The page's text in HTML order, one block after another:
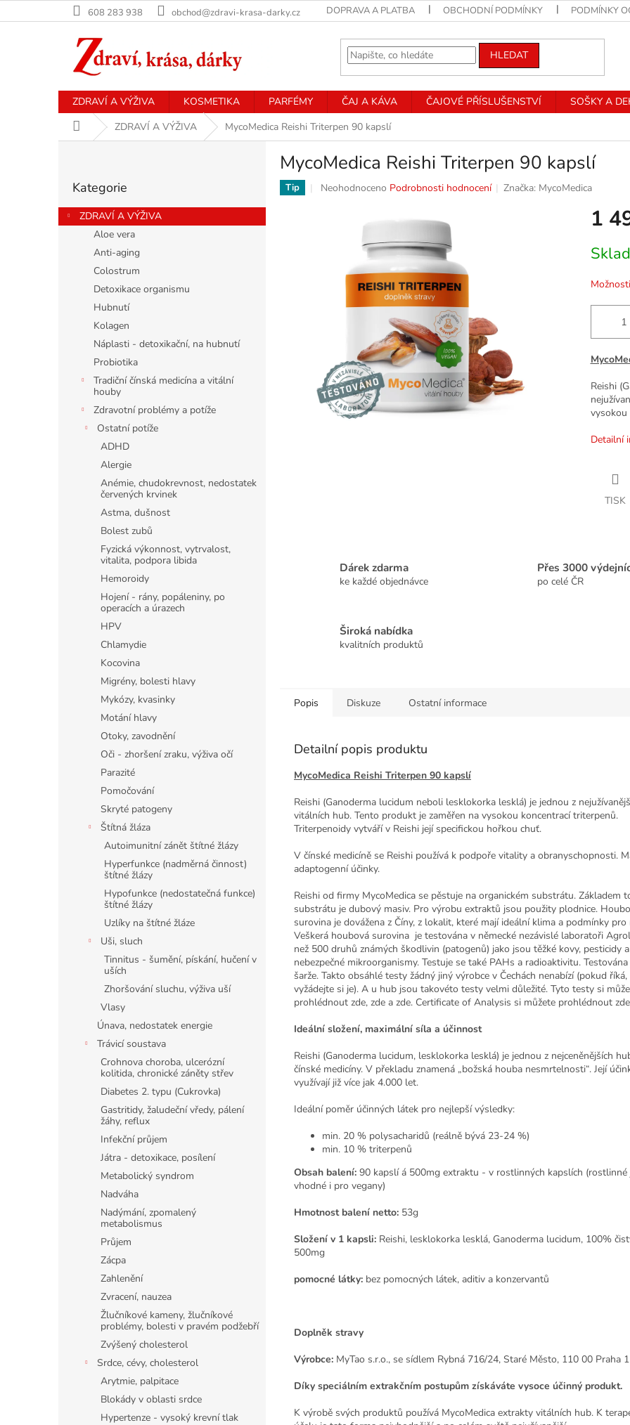
na
608 283 938 obchod@zdravi-krasa-darky.cz DOPRAVA A PLATBA OBCHODNÍ PODMÍNKY PODMÍNKY
HLEDAT
ZDRAVÍ A VÝŽIVA KOSMETIKA PARFÉMY ČAJ A KÁVA ČAJOVÉ PŘÍSLUŠENSTVÍ SOŠKY A
Domů ZDRAVÍ A VÝŽIVA MycoMedica Reishi Triterpen 90 kapslí
r
a
kategorie
Kategorie
ZDRAVÍ A VÝŽIVA
Aloe vera
Anti-aging
Colostrum
Detoxikace organismu
Hubnutí
Kolagen
Náplasti - detoxikační, na hubnutí
Probiotika
Tradiční čínská medicína a vitální
houby
Zdravotní problémy a potíže
Ostatní potíže
ADHD
Alergie
Anémie, chudokrevnost, nedostatek
červených krvinek
Astma, dušnost
Bolest zubů
Fyzická výkonnost, vytrvalost,
vitalita, podpora libida
Hemoroidy
Hojení - rány, popáleniny, po
operacích a úrazech
HPV
Chlamydie
Kocovina
Migrény, bolesti hlavy
Mykózy, kvasinky
Motání hlavy
Otoky, zavodnění
Oči - zhoršení zraku, výživa očí
Parazité
Pomočování
Skryté patogeny
Štítná žláza
Autoimunitní zánět štítné žlázy
Hyperfunkce (nadměrná činnost)
štítné žlázy
Hypofunkce (nedostatečná funkce)
štítné žlázy
Uzlíky na štítné žláze
Uši, sluch
Tinnitus - šumění, pískání, hučení v
uších
Zhoršování sluchu, výživa uší
Vlasy
Únava, nedostatek energie
Trávicí soustava
Crohnova choroba, ulcerózní
kolitida, chronické záněty střev
Diabetes 2. typu (Cukrovka)
Gastritidy, žaludeční vředy, pálení
žáhy, reflux
Infekční průjem
Játra - detoxikace, posílení
Metabolický syndrom
Nadváha
Nadýmání, zpomalený
metabolismus
Průjem
Zácpa
Zahlenění
Zvracení, nauzea
Žlučníkové kameny, žlučníkové
problémy, bolesti v pravém podžebří
Zvýšený cholesterol
Srdce, cévy, cholesterol
Arytmie, palpitace
Blokády v oblasti srdce
Hypertenze - vysoký krevní tlak
MycoMedica Reishi Triterpen 90 kapslí
Tip
Průměrné
hvězdiček.
Neohodnoceno Podrobnosti hodnocení Značka: MycoMedica
1
cena:
Reishi
vysokou
Detailní
TISK
Dárek zdarma
ke každé objednávce
Přes 3000
po celé ČR
Široká nabídka
kvalitních produktů
Popis Diskuze Ostatní informace
Detailní popis produktu
MycoMedica Reishi Triterpen 90 kapslí
Reishi (Ganoderma lucidum neboli lesklokorka lesklá) je jednou z
vitálních hub. Tento produkt je zaměřen na vysokou koncentrací triterpenů.
Triterpenoidy vytváří v Reishi její specifickou hořkou chuť.
V čínské medicíně se Reishi používá k podpoře vitality a obranyschopnosti.
adaptogenní účinky.
Reishi od firmy MycoMedica se pěstuje na organickém substrátu. Základem
substrátu je dubový masiv. Pro výrobu extraktů jsou použity plodnice.
surovina je dovážena z Číny, z lokalit, které mají ideální klima a podmínky pro
Veškerá houbová surovina je testována v německé nezávislé laboratoři
než 500 druhů známých škodlivin (patogenů) jako jsou těžké kovy, pesticidy
nebezpečné mikroorganismy. Testuje se také PAHs a radioaktivitu. Testována
šarže. Takto obsáhlé testy žádný jiný výrobce v Čechách nenabízí (pokud říká,
vyžádejte si je). A u hub jsou takovéto testy velmi důležité. Tyto testy si
prohlédnout zde, zde a zde. Certificate of Analysis si můžete prohlédnout
Ideální složení, maximální síla a účinnost
Reishi (Ganoderma lucidum, lesklokorka lesklá) je jednou z nejceněnějších
čínské medicíny. V překladu znamená „božská houba nesmrtelnosti“. Její
využívají již více jak 4.000 let.
Ideální poměr účinných látek pro nejlepší výsledky:
min. 20 % polysacharidů (reálně bývá 23-24 %)
min. 10 % triterpenů
Obsah balení: 90 kapslí á 500mg extraktu - v rostlinných kapslích (rostlinné
vhodné i pro vegany)
Hmotnost balení netto: 53g
Složení v 1 kapsli: Reishi, lesklokorka lesklá, Ganoderma lucidum, 100%
500mg
pomocné látky: bez pomocných látek, aditiv a konzervantů
Doplněk stravy
Výrobce: MyTao s.r.o., se sídlem Rybná 716/24, Staré Město, 110 00 Praha 1
Díky speciálním extrakčním postupům získáváte vysoce účinný produkt.
K výrobě svých produktů používá MycoMedica extrakty vitálních hub. K